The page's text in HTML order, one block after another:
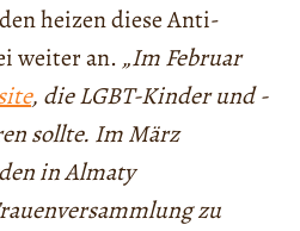
heizen diese Anti-
weiter an. „Im Februar
, die LGBT-Kinder und -
sollte. Im März
in Almaty
zu